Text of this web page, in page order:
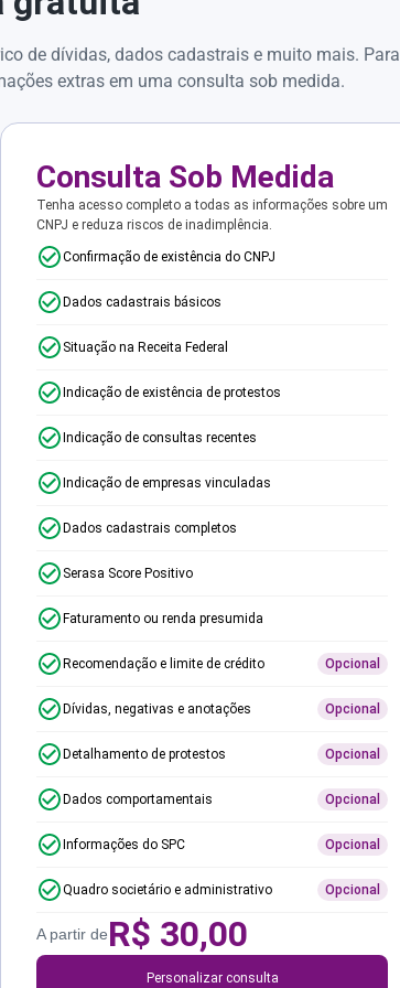
de dívidas, dados cadastrais e muito mais. Para
extras em uma consulta sob medida.
Consulta Sob Medida
Tenha acesso completo a todas as informações sobre um
CNPJ e reduza riscos de inadimplência.
Confirmação de existência do CNPJ
Dados cadastrais básicos
Situação na Receita Federal
Indicação de existência de protestos
Indicação de consultas recentes
Indicação de empresas vinculadas
Dados cadastrais completos
Serasa Score Positivo
Faturamento ou renda presumida
Recomendação e limite de crédito Opcional
Dívidas, negativas e anotações Opcional
Detalhamento de protestos Opcional
Dados comportamentais Opcional
Informações do SPC Opcional
Quadro societário e administrativo Opcional
A partir deR$ 30,00
Personalizar consulta